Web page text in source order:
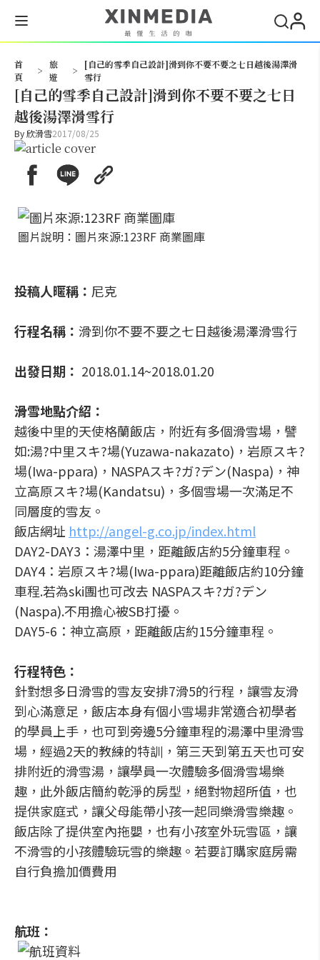
首
頁
>
旅
遊
>
[自己的雪季自己設計]滑到你不要不要之七日越後湯澤滑
雪行
[自己的雪季自己設計]滑到你不要不要之七日
越後湯澤滑雪行
By欣滑雪2017/08/25
圖片說明：圖片來源:123RF 商業圖庫
投稿人暱稱： 尼克
行程名稱： 滑到你不要不要之七日越後湯澤滑雪行
出發日期： 2018.01.14~2018.01.20
滑雪地點介紹：
越後中里的天使格蘭飯店，附近有多個滑雪場，譬
如:湯?中里スキ?場(Yuzawa-nakazato)，岩原スキ?
場(Iwa-ppara)，NASPAスキ?ガ?デン(Naspa)，神
立高原スキ?場(Kandatsu)，多個雪場一次滿足不
同層度的雪友。
飯店網址 http://angel-g.co.jp/index.html
DAY2-DAY3：湯澤中里，距離飯店約5分鐘車程。
DAY4：岩原スキ?場(Iwa-ppara)距離飯店約10分鐘
車程.若為ski團也可改去 NASPAスキ?ガ?デン
(Naspa).不用擔心被SB打擾。
DAY5-6：神立高原，距離飯店約15分鐘車程。
行程特色：
針對想多日滑雪的雪友安排7滑5的行程，讓雪友滑
到心滿意足，飯店本身有個小雪場非常適合初學者
的學員上手，也可到旁邊5分鐘車程的湯澤中里滑雪
場，經過2天的教練的特訓，第三天到第五天也可安
排附近的滑雪湯，讓學員一次體驗多個滑雪場樂
趣，此外飯店簡約乾淨的房型，絕對物超所值，也
提供家庭式，讓父母能帶小孩一起同樂滑雪樂趣。
飯店除了提供室內拖嬰，也有小孩室外玩雪區，讓
不滑雪的小孩體驗玩雪的樂趣。若要訂購家庭房需
自行負擔加價費用
航班：